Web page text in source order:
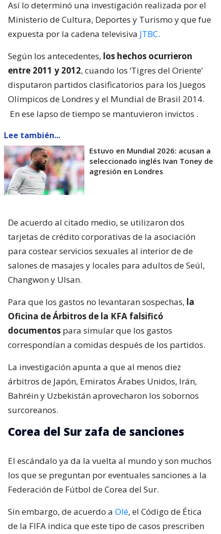
Así lo determinó una investigación realizada por el
Ministerio de Cultura, Deportes y Turismo y que fue
expuesta por la cadena televisiva JTBC.
Según los antecedentes, los hechos ocurrieron
entre 2011 y 2012, cuando los ‘Tigres del Oriente’
disputaron partidos clasificatorios para los Juegos
Olímpicos de Londres y el Mundial de Brasil 2014.
En ese lapso de tiempo se mantuvieron invictos .
Lee también...
Estuvo en Mundial 2026: acusan a
seleccionado inglés Ivan Toney de
agresión en Londres
De acuerdo al citado medio, se utilizaron dos
tarjetas de crédito corporativas de la asociación
para costear servicios sexuales al interior de de
salones de masajes y locales para adultos de Seúl,
Changwon y Ulsan.
Para que los gastos no levantaran sospechas, la
Oficina de Árbitros de la KFA falsificó
documentos para simular que los gastos
correspondían a comidas después de los partidos.
La investigación apunta a que al menos diez
árbitros de Japón, Emiratos Árabes Unidos, Irán,
Bahréin y Uzbekistán aprovecharon los sobornos
surcoreanos.
Corea del Sur zafa de sanciones
El escándalo ya da la vuelta al mundo y son muchos
los que se preguntan por eventuales sanciones a la
Federación de Fútbol de Corea del Sur.
Sin embargo, de acuerdo a Olé, el Código de Ética
de la FIFA indica que este tipo de casos prescriben